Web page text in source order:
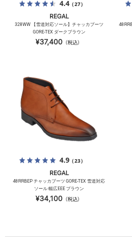
4.4（27）
REGAL
328WW 【雪道対応ソール】チャッカブーツ
GORE-TEX ダークブラウン
¥37,400 （税込）
4.9（23）
REGAL
48RRBEP チャッカブーツ GORE-TEX 雪道対応
ソール 幅広EEE ブラウン
¥34,100 （税込）